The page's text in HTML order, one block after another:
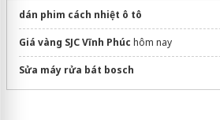
dán phim cách nhiệt ô tô
Giá vàng SJC Vĩnh Phúc hôm nay
Sửa máy rửa bát bosch